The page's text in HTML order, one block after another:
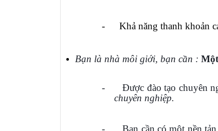
- Khả năng thanh khoản c
Bạn là nhà môi giới, bạn cần :
- Được đào tạo chuyên
chuyên nghiệp.
- Bạn cần có một nền